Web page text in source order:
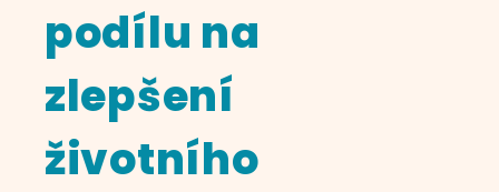
podílu na
zlepšení
životního